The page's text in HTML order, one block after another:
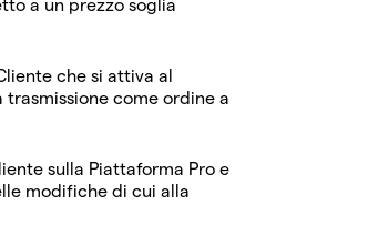
a un prezzo soglia
che si attiva al
come ordine a
sulla Piattaforma Pro e
modifiche di cui alla